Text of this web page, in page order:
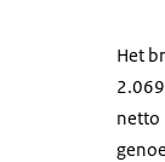
Het
netto